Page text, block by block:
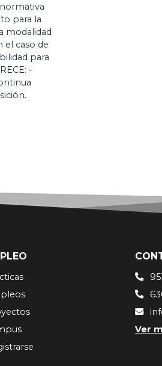
para la
modalidad
el caso de
para
-
Ver